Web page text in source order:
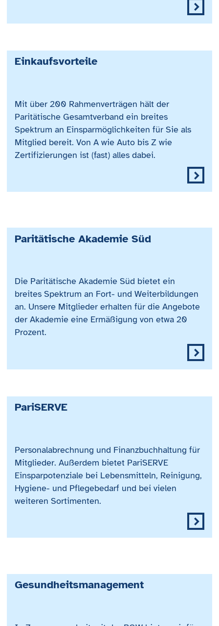
Einkaufsvorteile
Mit über 200 Rahmenverträgen hält der
Paritätische Gesamtverband ein breites
Spektrum an Einsparmöglichkeiten für Sie als
Mitglied bereit. Von A wie Auto bis Z wie
Zertifizierungen ist (fast) alles dabei.
Paritätische Akademie Süd
Die Paritätische Akademie Süd bietet ein
breites Spektrum an Fort- und Weiterbildungen
an. Unsere Mitglieder erhalten für die Angebote
der Akademie eine Ermäßigung von etwa 20
Prozent.
PariSERVE
Personalabrechnung und Finanzbuchhaltung für
Mitglieder. Außerdem bietet PariSERVE
Einsparpotenziale bei Lebensmitteln, Reinigung,
Hygiene- und Pflegebedarf und bei vielen
weiteren Sortimenten.
Gesundheitsmanagement